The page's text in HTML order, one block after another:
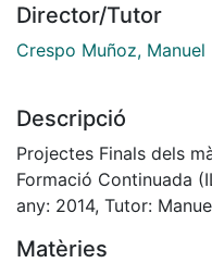
Director/Tutor
Crespo Muñoz, Manuel
Descripció
Projectes Finals dels
Formació Continuada
any: 2014, Tutor:
Matèries